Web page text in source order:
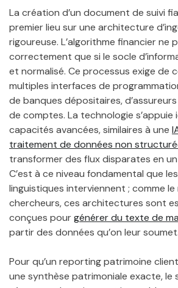
La création d’un document de suivi
premier lieu sur une architecture
rigoureuse. L’algorithme financier ne
correctement que si le socle
et normalisé. Ce processus exige de
multiples interfaces de
de banques dépositaires,
de comptes. La technologie s’appuie
capacités avancées, similaires à une
traitement de données non
transformer des flux disparates en
C’est à ce niveau fondamental que
linguistiques interviennent ; comme
chercheurs, ces architectures sont
conçues pourgénérer du texte de
partir des données qu’on leur soumet.
Pour qu’un reporting patrimoine
une synthèse patrimoniale exacte, le